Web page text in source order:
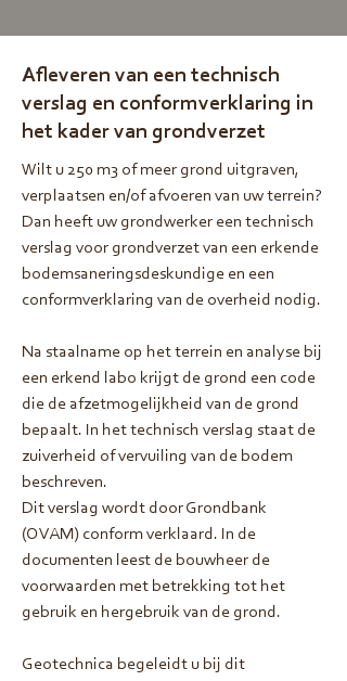
Afleveren van een technisch
verslag en conformverklaring in
het kader van grondverzet
Wilt u 250 m3 of meer grond uitgraven,
verplaatsen en/of afvoeren van uw terrein?
Dan heeft uw grondwerker een technisch
verslag voor grondverzet van een erkende
bodemsaneringsdeskundige en een
conformverklaring van de overheid nodig.
Na staalname op het terrein en analyse bij
een erkend labo krijgt de grond een code
die de afzetmogelijkheid van de grond
bepaalt. In het technisch verslag staat de
zuiverheid of vervuiling van de bodem
beschreven.
Dit verslag wordt door Grondbank
(OVAM) conform verklaard. In de
documenten leest de bouwheer de
voorwaarden met betrekking tot het
gebruik en hergebruik van de grond.
Geotechnica begeleidt u bij dit